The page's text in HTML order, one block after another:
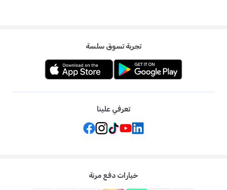
تجربة تسوق سلسة
تعرفي علينا
خيارات دفع مرنة